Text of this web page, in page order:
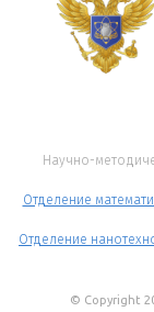
Научно-
Отделение
Отделение
© Copyright